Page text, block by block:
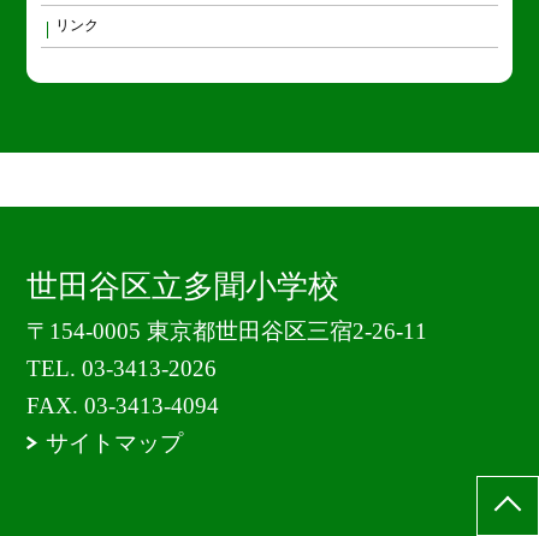
リンク
世田谷区立多聞小学校
〒154-0005 東京都世田谷区三宿2-26-11
TEL.03-3413-2026
FAX. 03-3413-4094
サイトマップ